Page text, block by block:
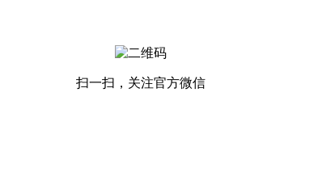
扫一扫，关注官方微信